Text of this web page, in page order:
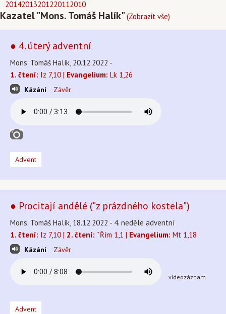
20142013201220112010
Kazatel "Mons. Tomáš Halík"(Zobrazit vše)
● 4. úterý adventní
Mons. Tomáš Halík, 20.12.2022 -
1. čtení: Iz 7,10 | Evangelium: Lk 1,26
Kázání Závěr
Advent
● Procitají andělé ("z prázdného kostela")
Mons. Tomáš Halík, 18.12.2022 - 4. neděle adventní
1. čtení: Iz 7,10 | 2. čtení: ˇŘím 1,1 | Evangelium: Mt 1,18
Kázání Závěr
videozáznam
Advent